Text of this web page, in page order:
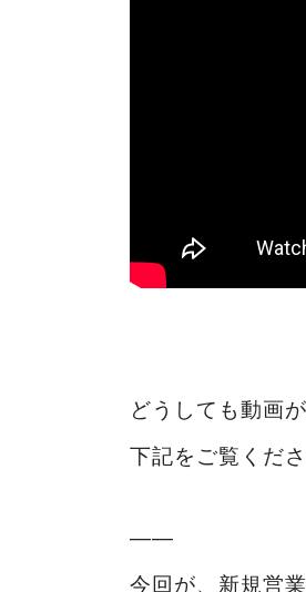
どうしても動画
下記をご覧くださ
――
今回が、新規営